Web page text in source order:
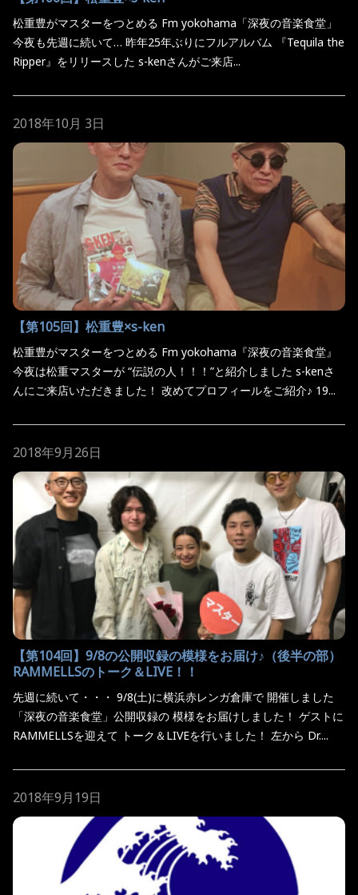
松重豊がマスターをつとめる Fm yokohama「深夜の音楽食堂」
今夜も先週に続いて… 昨年25年ぶりにフルアルバム 『Tequila the
Ripper』をリリースした s-kenさんがご来店...
2018年10月 3日
【第105回】松重豊×s-ken
松重豊がマスターをつとめる Fm yokohama『深夜の音楽食堂』
今夜は松重マスターが “伝説の人！！！”と紹介しました s-kenさ
んにご来店いただきました！ 改めてプロフィールをご紹介♪ 19...
2018年9月26日
【第104回】9/8の公開収録の模様をお届け♪（後半の部）
RAMMELLSのトーク＆LIVE！！
先週に続いて・・・ 9/8(土)に横浜赤レンガ倉庫で 開催しました
「深夜の音楽食堂」公開収録の 模様をお届けしました！ ゲストに
RAMMELLSを迎えて トーク＆LIVEを行いました！ 左から Dr....
2018年9月19日